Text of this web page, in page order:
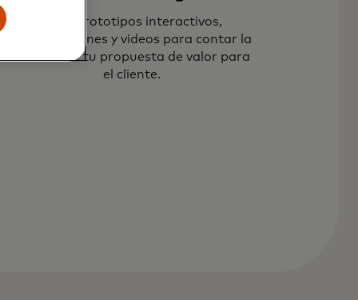
Crea prototipos interactivos,
presentaciones y videos para contar la
historia de tu propuesta de valor para
el cliente.